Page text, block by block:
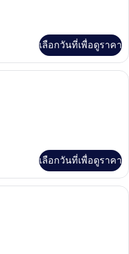
เลือกวันที่เพื่อดูราคา
ตู้นิรภัยในห้องพัก, ผ้าม่านกันแสง, Wi-
เลือกวันที่เพื่อดูราคา
ตู้นิรภัยในห้องพัก, ผ้าม่านกันแสง, Wi-